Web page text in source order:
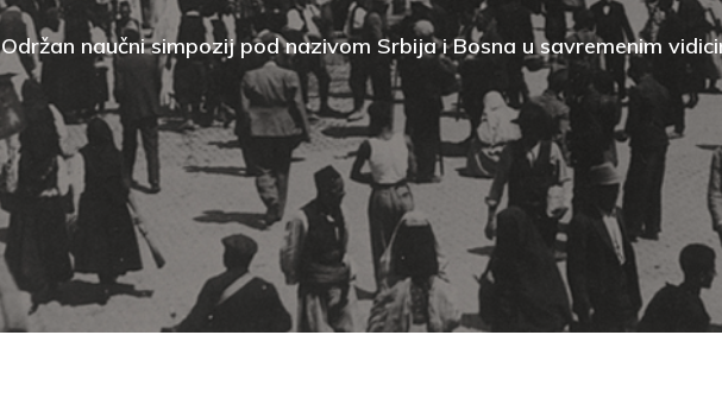
Održan naučni simpozij pod nazivom Srbija i Bosna u savremenim